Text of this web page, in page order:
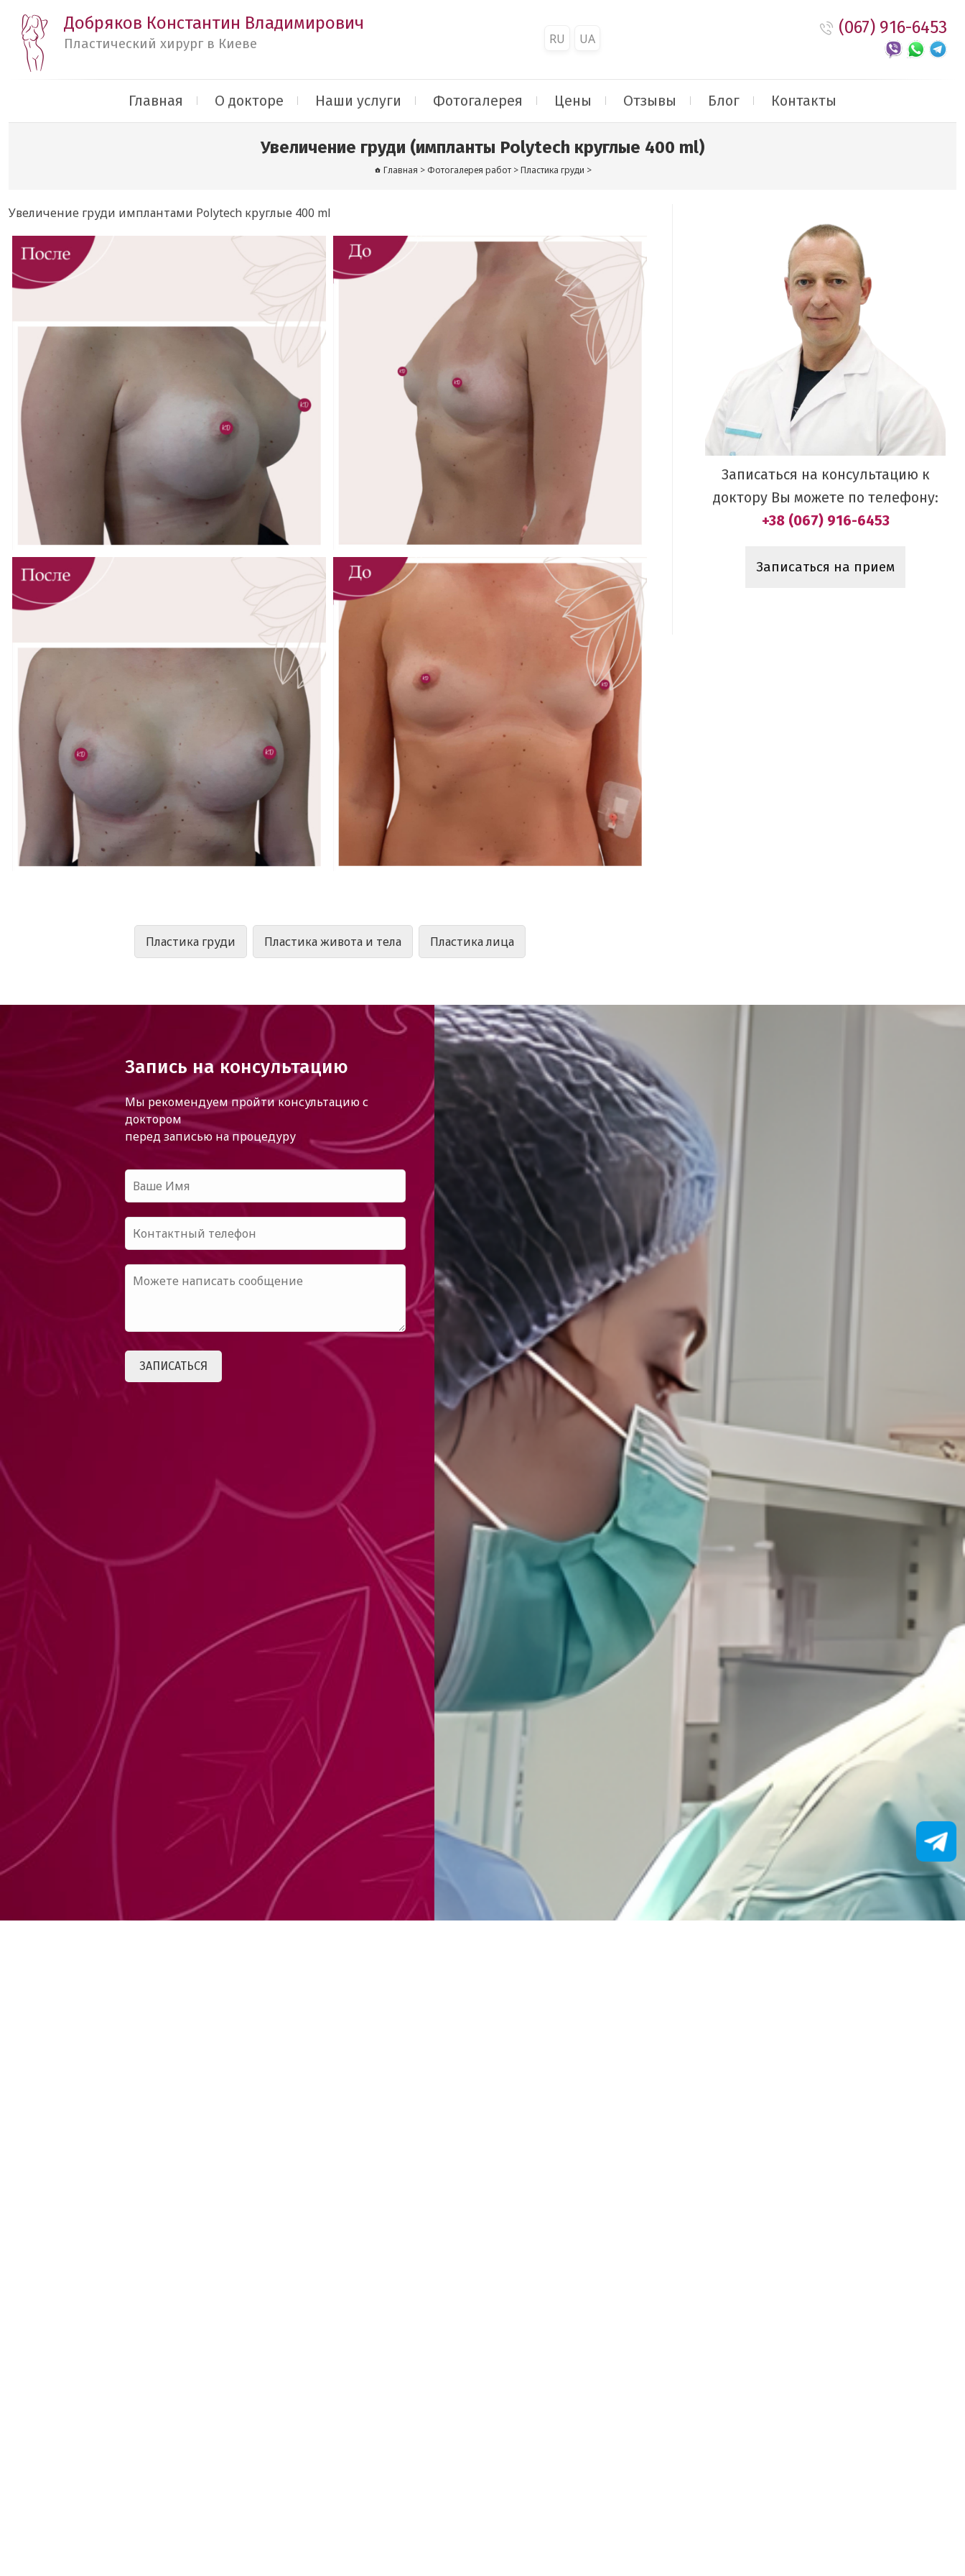
Добряков Константин Владимирович
Пластический хирург в Киеве RU UA
(067) 916-6453
Главная О докторе Наши услуги Фотогалерея Цены Отзывы Блог Контакты
Увеличение груди (импланты Polytech круглые 400 ml)
Главная > Фотогалерея работ >Пластика груди >
Увеличение груди имплантами Polytech круглые 400 ml
Пластика груди Пластика живота и тела Пластика лица
Записаться на консультацию к
доктору Вы можете по телефону:
+38 (067) 916-6453
Записаться на прием
Запись на консультацию
Мы рекомендуем пройти консультацию с
доктором
перед записью на процедуру